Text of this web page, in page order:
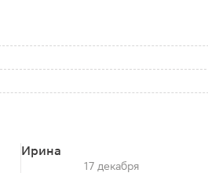
Ирина
17 декабря